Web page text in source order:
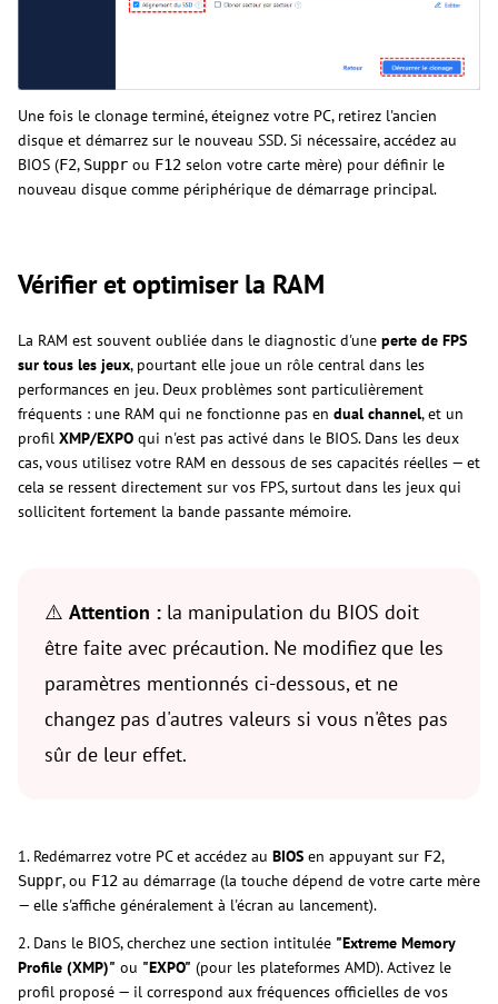
Une fois le clonage terminé, éteignez votre PC, retirez l'ancien
disque et démarrez sur le nouveau SSD. Si nécessaire, accédez au
BIOS (F2, Suppr ou F12 selon votre carte mère) pour définir le
nouveau disque comme périphérique de démarrage principal.
Vérifier et optimiser la RAM
La RAM est souvent oubliée dans le diagnostic d'une perte de FPS
sur tous les jeux, pourtant elle joue un rôle central dans les
performances en jeu. Deux problèmes sont particulièrement
fréquents : une RAM qui ne fonctionne pas en dual channel, et un
profil XMP/EXPO qui n'est pas activé dans le BIOS. Dans les deux
cas, vous utilisez votre RAM en dessous de ses capacités réelles — et
cela se ressent directement sur vos FPS, surtout dans les jeux qui
sollicitent fortement la bande passante mémoire.
⚠️ Attention : la manipulation du BIOS doit
être faite avec précaution. Ne modifiez que les
paramètres mentionnés ci-dessous, et ne
changez pas d'autres valeurs si vous n'êtes pas
sûr de leur effet.
1. Redémarrez votre PC et accédez au BIOS en appuyant sur F2,
Suppr, ou F12 au démarrage (la touche dépend de votre carte mère
— elle s'affiche généralement à l'écran au lancement).
2. Dans le BIOS, cherchez une section intitulée "Extreme Memory
Profile (XMP)" ou "EXPO" (pour les plateformes AMD). Activez le
profil proposé — il correspond aux fréquences officielles de vos